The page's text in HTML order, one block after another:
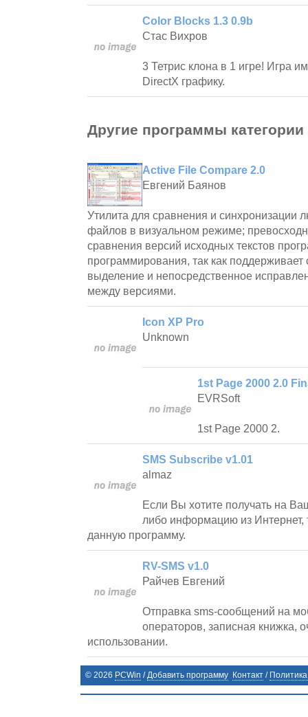
Color Blocks 1.3 0.9b
Стас Вихров
3 Тетрис клона в 1 игре! Игра
DirectX графику.
Другие программы категории
Active File Compare 2.0
Евгений Баянов
Утилита для сравнения и синхронизации
файлов в визуальном режиме;
сравнения версий исходных текстов
программирования, так как поддерживает
выделение и непосредственное
между версиями.
Icon XP Pro
Unknown
1st Page 2000 2.0
EVRSoft
1st Page 2000 2.
SMS Subscribe v1.01
almaz
Если Вы хотите получать на
либо информацию из Интернет,
данную программу.
RV-SMS v1.0
Райчев Евгений
Отправка sms-сообщений на
операторов, записная книжка,
использовании.
© 2026 PCWin /Добавить программу Контакт /